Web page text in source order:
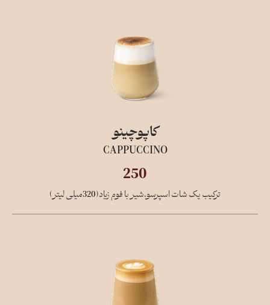
کاپوچینو
CAPPUCCINO
250
ترکیب یک شات اسپرسو،شیر با فوم زیاد(320میلی لیتر)